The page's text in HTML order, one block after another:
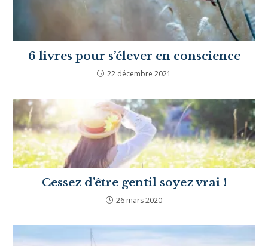
6 livres pour s’élever en conscience
22 décembre 2021
Cessez d’être gentil soyez vrai !
26 mars 2020